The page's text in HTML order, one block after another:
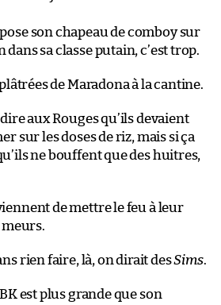
son chapeau de comboy sur
dans sa classe putain, c’est trop.
de Maradona à la cantine.
dire aux Rouges qu’ils devaient
sur les doses de riz, mais si ça
ne bouffent que des huitres,
de mettre le feu à leur
rien faire, là, on dirait desSims.
est plus grande que son